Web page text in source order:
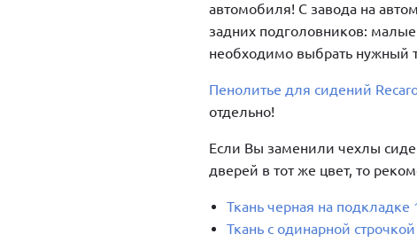
автомобиля! С завода на
задних подголовников:
необходимо выбрать нужный
Пенолитье для сидений
отдельно!
Если Вы заменили чехлы
дверей в тот же цвет, то
Ткань черная на
Ткань с одинарной